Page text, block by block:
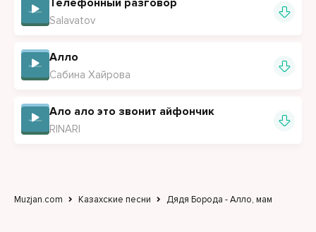
Телефонный разговор
Salavatov
Алло
Сабина Хайрова
Ало ало это звонит айфончик
RINARI
Muzjan.com Казахские песни Дядя Борода - Алло, мам